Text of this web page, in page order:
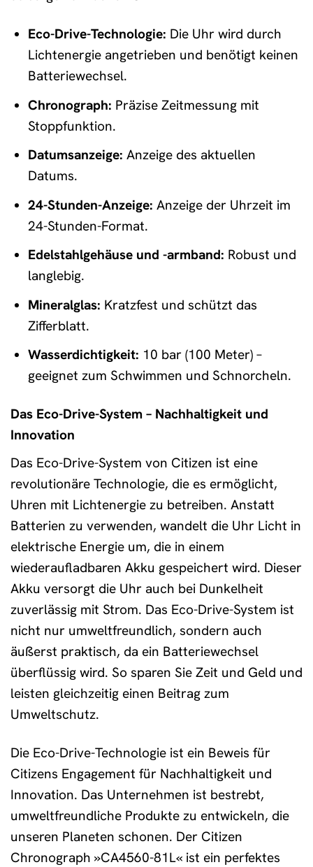
Eco-Drive-Technologie: Die Uhr wird durch
Lichtenergie angetrieben und benötigt keinen
Batteriewechsel.
Chronograph: Präzise Zeitmessung mit
Stoppfunktion.
Datumsanzeige: Anzeige des aktuellen
Datums.
24-Stunden-Anzeige: Anzeige der Uhrzeit im
24-Stunden-Format.
Edelstahlgehäuse und -armband: Robust und
langlebig.
Mineralglas: Kratzfest und schützt das
Zifferblatt.
Wasserdichtigkeit: 10 bar (100 Meter) –
geeignet zum Schwimmen und Schnorcheln.
Das Eco-Drive-System – Nachhaltigkeit und
Innovation
Das Eco-Drive-System von Citizen ist eine
revolutionäre Technologie, die es ermöglicht,
Uhren mit Lichtenergie zu betreiben. Anstatt
Batterien zu verwenden, wandelt die Uhr Licht in
elektrische Energie um, die in einem
wiederaufladbaren Akku gespeichert wird. Dieser
Akku versorgt die Uhr auch bei Dunkelheit
zuverlässig mit Strom. Das Eco-Drive-System ist
nicht nur umweltfreundlich, sondern auch
äußerst praktisch, da ein Batteriewechsel
überflüssig wird. So sparen Sie Zeit und Geld und
leisten gleichzeitig einen Beitrag zum
Umweltschutz.
Die Eco-Drive-Technologie ist ein Beweis für
Citizens Engagement für Nachhaltigkeit und
Innovation. Das Unternehmen ist bestrebt,
umweltfreundliche Produkte zu entwickeln, die
unseren Planeten schonen. Der Citizen
Chronograph »CA4560-81L« ist ein perfektes